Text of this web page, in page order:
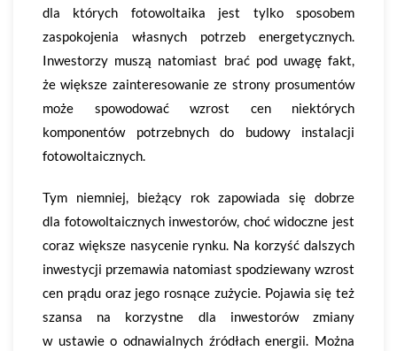
dla których fotowoltaika jest tylko sposobem
zaspokojenia własnych potrzeb energetycznych.
Inwestorzy muszą natomiast brać pod uwagę fakt,
że większe zainteresowanie ze strony prosumentów
może spowodować wzrost cen niektórych
komponentów potrzebnych do budowy instalacji
fotowoltaicznych.
Tym niemniej, bieżący rok zapowiada się dobrze
dla fotowoltaicznych inwestorów, choć widoczne jest
coraz większe nasycenie rynku. Na korzyść dalszych
inwestycji przemawia natomiast spodziewany wzrost
cen prądu oraz jego rosnące zużycie. Pojawia się też
szansa na korzystne dla inwestorów zmiany
w ustawie o odnawialnych źródłach energii. Można